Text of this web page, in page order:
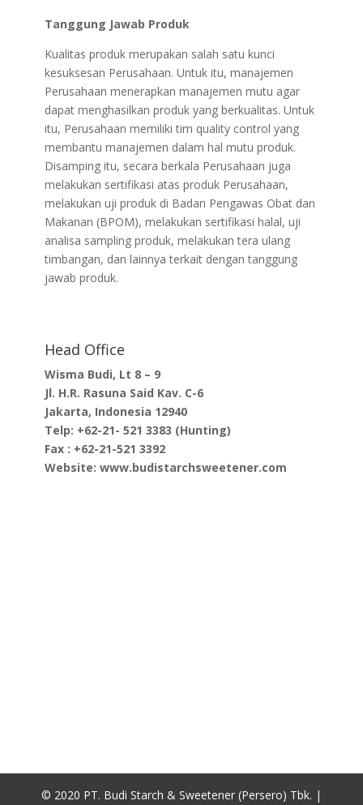
Tanggung Jawab Produk
Kualitas produk merupakan salah satu kunci
kesuksesan Perusahaan. Untuk itu, manajemen
Perusahaan menerapkan manajemen mutu agar
dapat menghasilkan produk yang berkualitas. Untuk
itu, Perusahaan memiliki tim quality control yang
membantu manajemen dalam hal mutu produk.
Disamping itu, secara berkala Perusahaan juga
melakukan sertifikasi atas produk Perusahaan,
melakukan uji produk di Badan Pengawas Obat dan
Makanan (BPOM), melakukan sertifikasi halal, uji
analisa sampling produk, melakukan tera ulang
timbangan, dan lainnya terkait dengan tanggung
jawab produk.
Head Office
Wisma Budi, Lt 8 – 9
Jl. H.R. Rasuna Said Kav. C-6
Jakarta, Indonesia 12940
Telp: +62-21- 521 3383 (Hunting)
Fax : +62-21-521 3392
Website: www.budistarchsweetener.com
© 2020 PT. Budi Starch & Sweetener (Persero) Tbk. |